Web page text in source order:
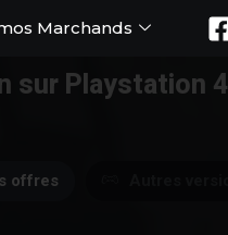
Marchands
sur Playstation 4
offres